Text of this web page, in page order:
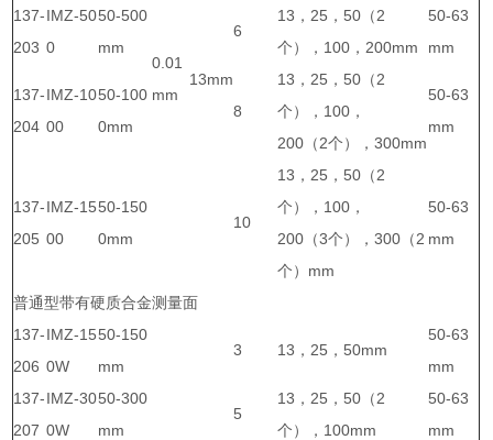
0.01
mm
13mm
137-
203
IMZ-50
0
50-500
mm
6
13，25，50（2
个），100，200mm
50-63
mm
137-
204
IMZ-10
00
50-100
0mm
8
13，25，50（2
个），100，
200（2个），300mm
50-63
mm
137-
205
IMZ-15
00
50-150
0mm
10
13，25，50（2
个），100，
200（3个），300（2
个）mm
50-63
mm
普通型带有硬质合金测量面
137-
206
IMZ-15
0W
50-150
mm
3 13，25，50mm
50-63
mm
137-
207
IMZ-30
0W
50-300
mm
5
13，25，50（2
个），100mm
50-63
mm